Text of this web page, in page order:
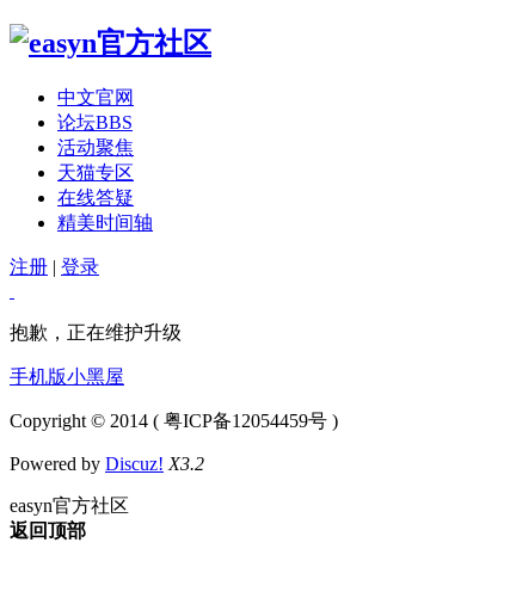
中文官网
论坛BBS
活动聚焦
天猫专区
在线答疑
精美时间轴
注册 | 登录
抱歉，正在维护升级
手机版小黑屋
Copyright © 2014 ( 粤ICP备12054459号 )
Powered by Discuz! X3.2
easyn官方社区
返回顶部